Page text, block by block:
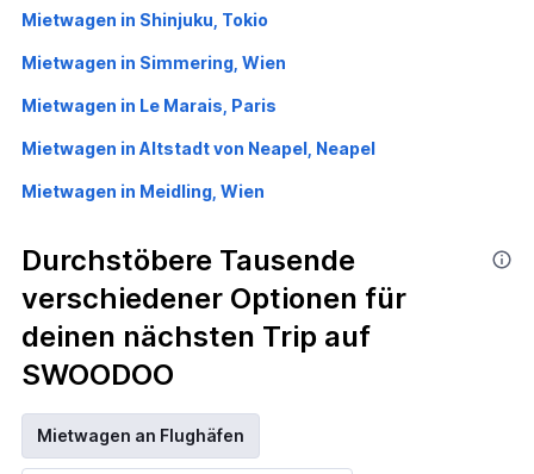
Mietwagen in Shinjuku, Tokio
Mietwagen in Simmering, Wien
Mietwagen in Le Marais, Paris
Mietwagen in Altstadt von Neapel, Neapel
Mietwagen in Meidling, Wien
Durchstöbere Tausende
verschiedener Optionen für
deinen nächsten Trip auf
SWOODOO
Mietwagen an Flughäfen